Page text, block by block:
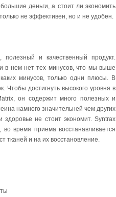
деньги, а стоит ли экономить
не эффективен, но и не удобен.
и качественный продукт.
в нем нет тех минусов, что мы выше
минусов, только одни плюсы. В
Чтобы достигнуть высокого уровня в
он содержит много полезных и
намного значительней чем других
не стоит экономит. Syntrax
во время приема восстанавливается
тканей и на их восстановление.